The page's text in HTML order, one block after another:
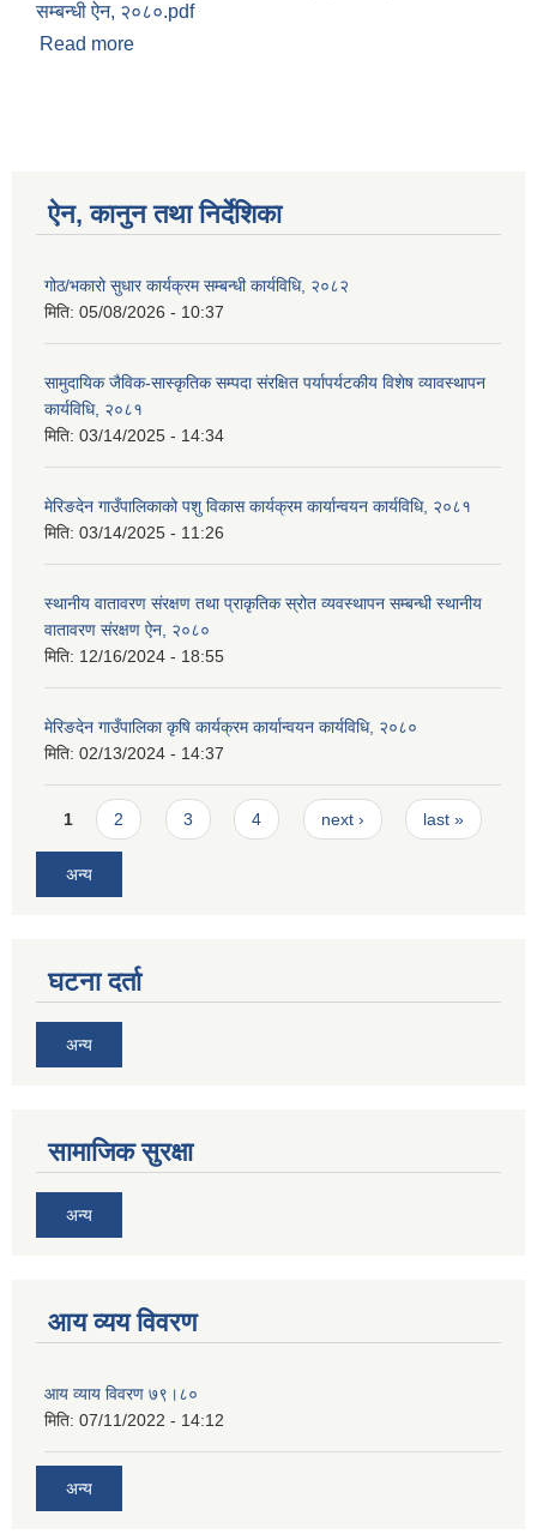
सम्बन्धी ऐन, २०८०.pdf
Read more
ऐन, कानुन तथा निर्देशिका
गोठ/भकारो सुधार कार्यक्रम सम्बन्धी कार्यविधि, २०८२
मिति: 05/08/2026 - 10:37
सामुदायिक जैविक-सास्कृतिक सम्पदा संरक्षित पर्यापर्यटकीय विशेष व्यावस्थापन
कार्यविधि, २०८१
मिति: 03/14/2025 - 14:34
मेरिङदेन गाउँपालिकाको पशु विकास कार्यक्रम कार्यान्वयन कार्यविधि, २०८१
मिति: 03/14/2025 - 11:26
स्थानीय वातावरण संरक्षण तथा प्राकृतिक स्रोत व्यवस्थापन सम्बन्धी स्थानीय
वातावरण संरक्षण ऐन, २०८०
मिति: 12/16/2024 - 18:55
मेरिङदेन गाउँपालिका कृषि कार्यक्रम कार्यान्वयन कार्यविधि, २०८०
मिति: 02/13/2024 - 14:37
Pages
1 2 3 4 next › last »
अन्य
घटना दर्ता
अन्य
सामाजिक सुरक्षा
अन्य
आय व्यय विवरण
आय व्याय विवरण ७९।८०
मिति: 07/11/2022 - 14:12
अन्य